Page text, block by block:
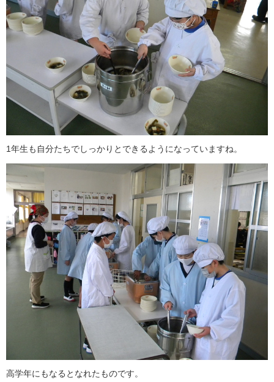
1年生も自分たちでしっかりとできるようになっていますね。
高学年にもなるとなれたものです。